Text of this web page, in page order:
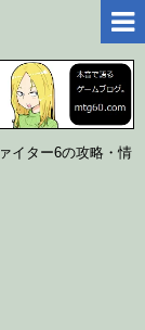
イター6の攻略・情